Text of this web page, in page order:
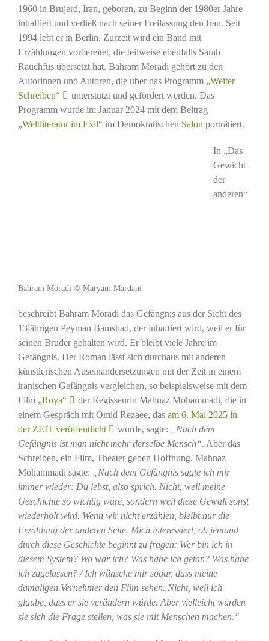
1960 in Brujerd, Iran, geboren, zu Beginn der 1980er Jahre
inhaftiert und verließ nach seiner Freilassung den Iran. Seit
1994 lebt er in Berlin. Zurzeit wird ein Band mit
Erzählungen vorbereitet, die teilweise ebenfalls Sarah
Rauchfus übersetzt hat. Bahram Moradi gehört zu den
Autorinnen und Autoren, die über das Programm „Weiter
Schreiben“
unterstützt und gefördert werden. Das
Programm wurde im Januar 2024 mit dem Beitrag
„Weltliteratur im Exil“im Demokratischen Salon porträtiert.
Bahram Moradi © Maryam Mardani
In „Das
Gewicht
der
anderen“
beschreibt Bahram Moradi das Gefängnis aus der Sicht des
13jährigen Peyman Bamshad, der inhaftiert wird, weil er für
seinen Bruder gehalten wird. Er bleibt viele Jahre im
Gefängnis. Der Roman lässt sich durchaus mit anderen
künstlerischen Auseinandersetzungen mit der Zeit in einem
iranischen Gefängnis vergleichen, so beispielsweise mit dem
Film „Roya“
der Regisseurin Mahnaz Mohammadi, die in
einem Gespräch mit Omid Rezaee, das am 6. Mai 2025 in
der ZEIT veröffentlicht
wurde, sagte:
„Nach dem
Gefängnis ist man nicht mehr derselbe Mensch“. Aber das
Schreiben, ein Film, Theater geben Hoffnung. Mahnaz
Mohammadi sagte:
„Nach dem Gefängnis sagte ich mir
immer wieder: Du lebst, also sprich. Nicht, weil meine
Geschichte so wichtig wäre, sondern weil diese Gewalt sonst
wiederholt wird. Wenn wir nicht erzählen, bleibt nur die
Erzählung der anderen Seite. Mich interessiert, ob jemand
durch diese Geschichte beginnt zu fragen: Wer bin ich in
diesem System? Wo war ich? Was habe ich getan? Was habe
ich zugelassen? / Ich wünsche mir sogar, dass meine
damaligen Vernehmer den Film sehen. Nicht, weil ich
glaube, dass er sie verändern würde. Aber vielleicht würden
sie sich die Frage stellen, was sie mit Menschen machen.“